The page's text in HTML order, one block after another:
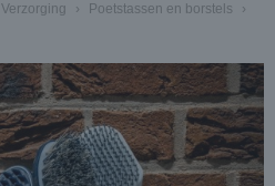
Verzorging › Poetstassen en borstels
›